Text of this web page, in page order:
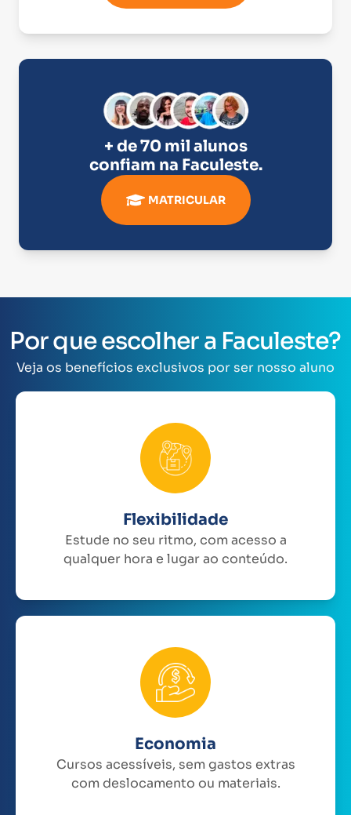
+ de 70 mil alunos
confiam na Faculeste.
MATRICULAR
Por que escolher a Faculeste?
Veja os benefícios exclusivos por ser nosso aluno
Flexibilidade
Estude no seu ritmo, com acesso a
qualquer hora e lugar ao conteúdo.
Economia
Cursos acessíveis, sem gastos extras
com deslocamento ou materiais.